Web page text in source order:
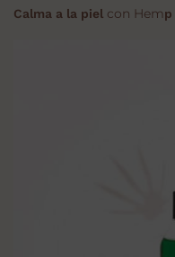
Calma a la piel con Hem